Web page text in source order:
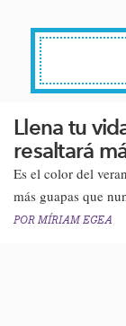
Llena tu
resaltará
Es el color del
más guapas que
POR MÍRIAM EGEA